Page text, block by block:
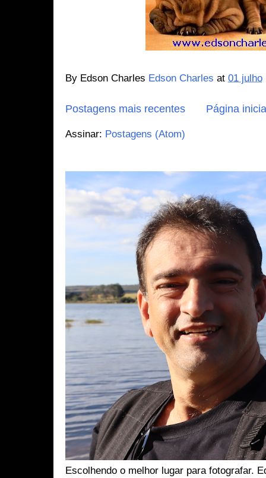
By Edson Charles Edson Charles at 01 julho
Postagens mais recentes Página
Assinar: Postagens (Atom)
Escolhendo o melhor lugar para fotografar.